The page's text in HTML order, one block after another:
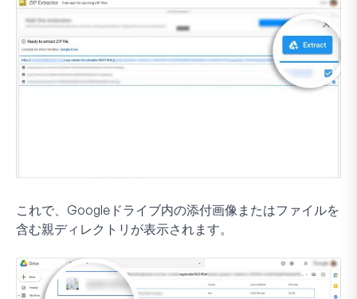
これで、Googleドライブ内の添付画像またはファイルを
含む親ディレクトリが表示されます。